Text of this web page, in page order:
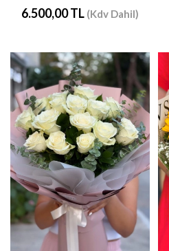
6.500,00 TL (Kdv Dahil)